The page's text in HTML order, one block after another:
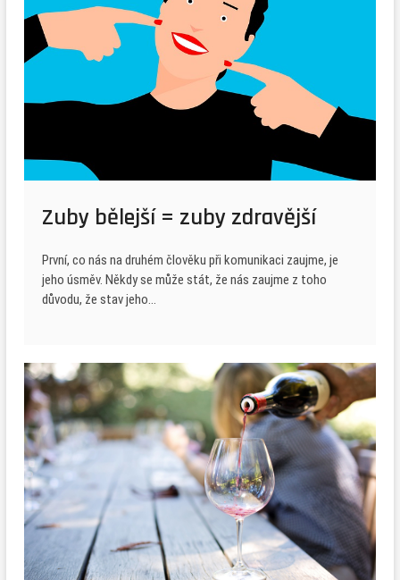
Zuby bělejší = zuby zdravější
První, co nás na druhém člověku při komunikaci zaujme, je
jeho úsměv. Někdy se může stát, že nás zaujme z toho
důvodu, že stav jeho…